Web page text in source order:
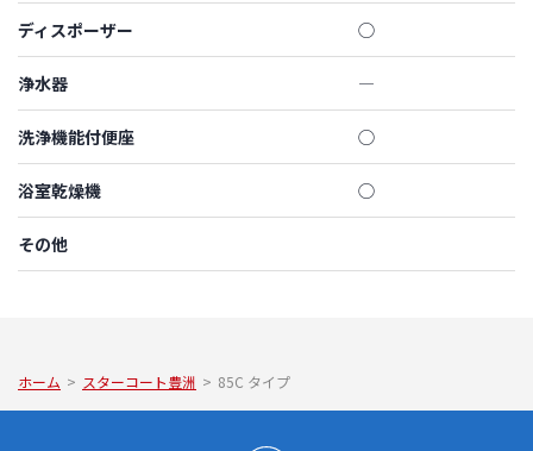
ディスポーザー ◯
浄水器 ―
洗浄機能付便座 ◯
浴室乾燥機 ◯
その他
ホーム > スターコート豊洲 > 85C タイプ